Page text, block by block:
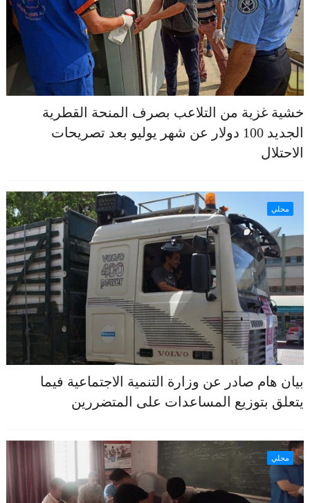
خشية غزية من التلاعب بصرف المنحة القطرية
الجديد 100 دولار عن شهر يوليو بعد تصريحات
الاحتلال
محلي
بيان هام صادر عن وزارة التنمية الاجتماعية فيما
يتعلق بتوزيع المساعدات على المتضررين
محلي